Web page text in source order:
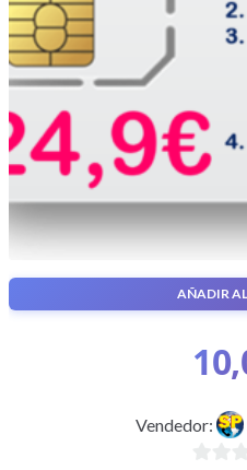
FIBRA 300
AÑADIR
Vendedor: